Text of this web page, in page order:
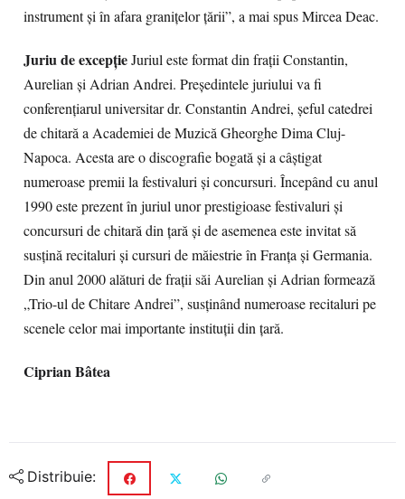
instrument şi în afara graniţelor ţării”, a mai spus Mircea Deac.
Juriu de excepţieJuriul este format din fraţii Constantin,
Aurelian şi Adrian Andrei. Preşedintele juriului va fi
conferenţiarul universitar dr. Constantin Andrei, şeful catedrei
de chitară a Academiei de Muzică Gheorghe Dima Cluj-
Napoca. Acesta are o discografie bogată şi a câştigat
numeroase premii la festivaluri şi concursuri. Începând cu anul
1990 este prezent în juriul unor prestigioase festivaluri şi
concursuri de chitară din ţară şi de asemenea este invitat să
susţină recitaluri şi cursuri de măiestrie în Franţa şi Germania.
Din anul 2000 alături de fraţii săi Aurelian şi Adrian formează
„Trio-ul de Chitare Andrei”, susţinând numeroase recitaluri pe
scenele celor mai importante instituţii din ţară.
Ciprian Bâtea
Distribuie: